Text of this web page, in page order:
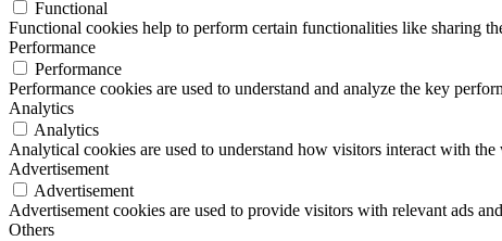
Functional
Functional cookies help to perform certain functionalities like sharing
Performance
Performance
Performance cookies are used to understand and analyze the key
Analytics
Analytics
Analytical cookies are used to understand how visitors interact with
Advertisement
Advertisement
Advertisement cookies are used to provide visitors with relevant ads
Others